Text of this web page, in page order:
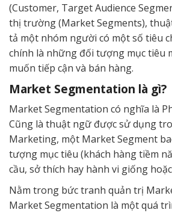
(Customer, Target Audience
thị trường (Market Segments),
tả một nhóm người có một số tiêu
chính là những đối tượng mục tiêu
muốn tiếp cận và bán hàng.
Market Segmentation là gì?
Market Segmentation có nghĩa là
Cũng là thuật ngữ được sử dụng
Marketing, một Market Segment
tượng mục tiêu (khách hàng tiềm
cầu, sở thích hay hành vi giống
Nằm trong bức tranh quản trị
Market Segmentation là một quá